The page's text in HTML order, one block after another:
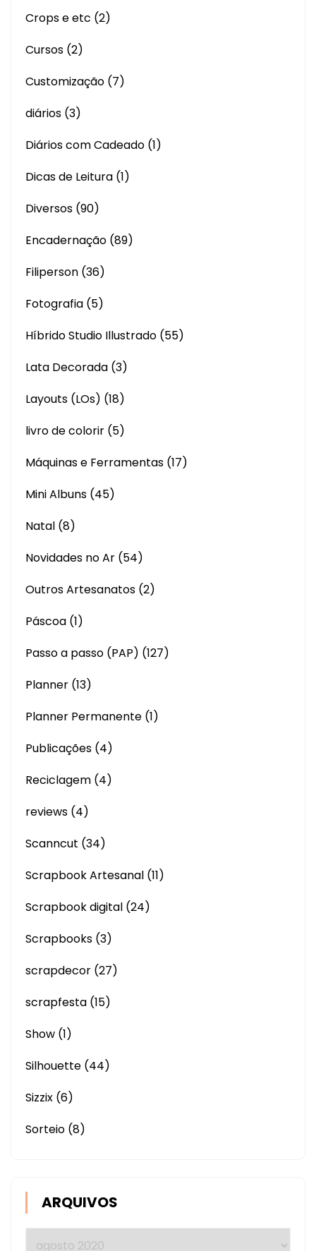
Crops e etc (2)
Cursos (2)
Customização (7)
diários (3)
Diários com Cadeado (1)
Dicas de Leitura (1)
Diversos (90)
Encadernação (89)
Filiperson (36)
Fotografia (5)
Híbrido Studio Illustrado (55)
Lata Decorada (3)
Layouts (LOs) (18)
livro de colorir (5)
Máquinas e Ferramentas (17)
Mini Albuns (45)
Natal (8)
Novidades no Ar (54)
Outros Artesanatos (2)
Páscoa (1)
Passo a passo (PAP) (127)
Planner (13)
Planner Permanente (1)
Publicações (4)
Reciclagem (4)
reviews (4)
Scanncut (34)
Scrapbook Artesanal (11)
Scrapbook digital (24)
Scrapbooks (3)
scrapdecor (27)
scrapfesta (15)
Show (1)
Silhouette (44)
Sizzix (6)
Sorteio (8)
ARQUIVOS